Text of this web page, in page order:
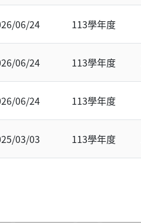
06/24 113學年度
06/24 113學年度
06/24 113學年度
03/03 113學年度